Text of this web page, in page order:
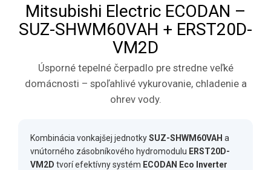
Mitsubishi Electric ECODAN –
SUZ-SHWM60VAH + ERST20D-
VM2D
Úsporné tepelné čerpadlo pre stredne veľké
domácnosti – spoľahlivé vykurovanie, chladenie a
ohrev vody.
Kombinácia vonkajšej jednotkySUZ-SHWM60VAH a
vnútorného zásobníkového hydromodulu ERST20D-
VM2D tvorí efektívny systém ECODAN Eco Inverter